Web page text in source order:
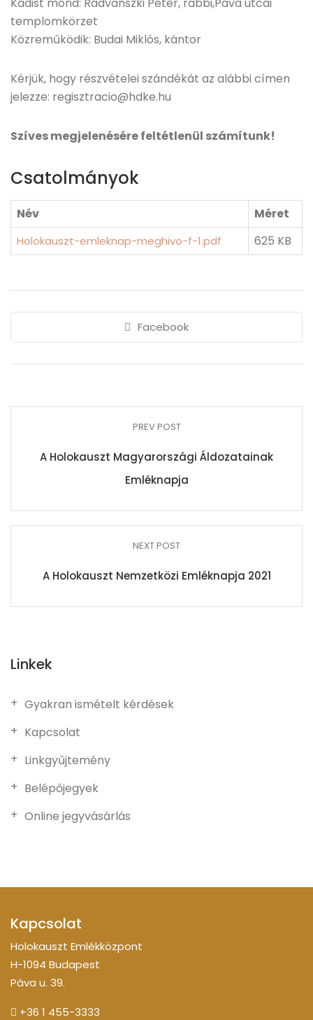
templomkörzet
Közreműködik: Budai Miklós, kántor
Kérjük, hogy részvételei szándékát az alábbi címen
jelezze: regisztracio@hdke.hu
Szíves megjelenésére feltétlenül számítunk!
Csatolmányok
Név Méret
Holokauszt-emleknap-meghivo-f-1.pdf 625 KB
Facebook
PREV POST
A Holokauszt Magyarországi Áldozatainak
Emléknapja
NEXT POST
A Holokauszt Nemzetközi Emléknapja 2021
Linkek
Gyakran ismételt kérdések
Kapcsolat
Linkgyűjtemény
Belépőjegyek
Online jegyvásárlás
Kapcsolat
Holokauszt Emlékközpont
H-1094 Budapest
Páva u. 39.
+36 1 455-3333